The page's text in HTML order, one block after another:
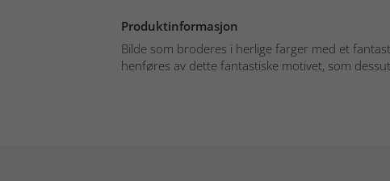
Produktinformasjon
Bilde som broderes i herlige farger med et
henføres av dette fantastiske motivet, som